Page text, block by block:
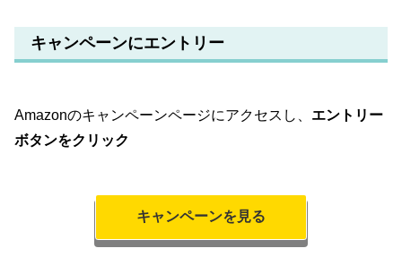
キャンペーンにエントリー
Amazonのキャンペーンページにアクセスし、 エントリー
ボタンをクリック
キャンペーンを見る